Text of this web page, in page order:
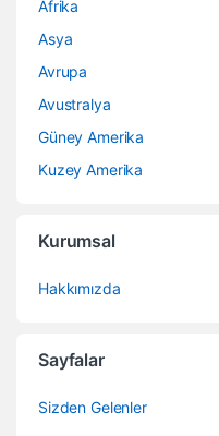
Afrika
Asya
Avrupa
Avustralya
Güney Amerika
Kuzey Amerika
Kurumsal
Hakkımızda
Sayfalar
Sizden Gelenler